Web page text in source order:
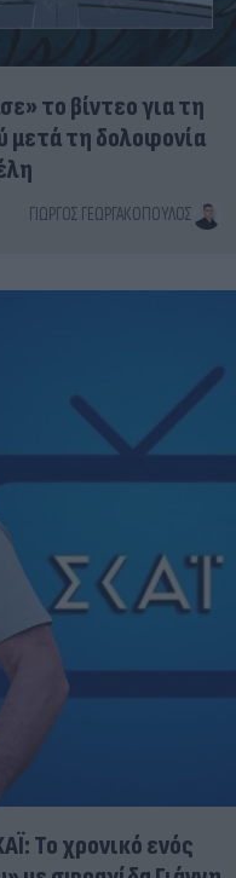
το βίντεο για τη
τη δολοφονία
ΓΙΏΡΓΟΣ ΓΕΩΡΓΑΚΌΠΟΥΛΟΣ
Το χρονικό ενός